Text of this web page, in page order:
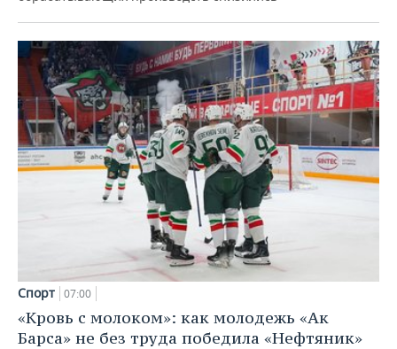
Спорт 07:00
«Кровь с молоком»: как молодежь «Ак
Барса» не без труда победила «Нефтяник»